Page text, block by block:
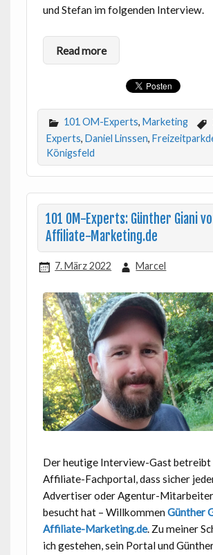
und Stefan im folgenden Interview.
Read more
101 OM-Experts, Marketing
Experts, Daniel Linssen,
Königsfeld
101 OM-Experts: Günther Giani
Affiliate-Marketing.de
7. März 2022 Marcel
Der heutige Interview-Gast betreibt
Affiliate-Fachportal, dass sicher
Advertiser oder Agentur-
besucht hat – Willkommen Günther
Affiliate-Marketing.de. Zu meiner
ich gestehen, sein Portal und